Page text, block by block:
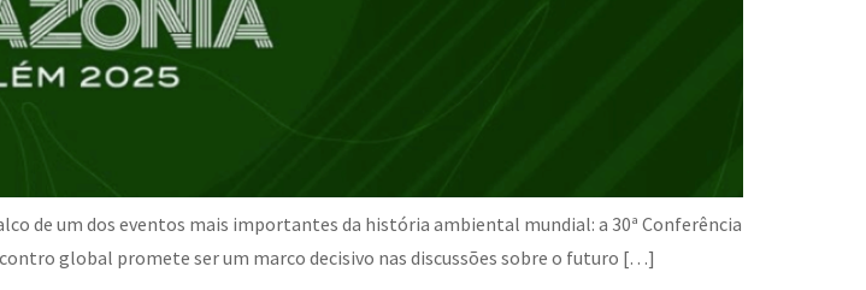
de um dos eventos mais importantes da história ambiental mundial: a 30ª Conferência
global promete ser um marco decisivo nas discussões sobre o futuro […]